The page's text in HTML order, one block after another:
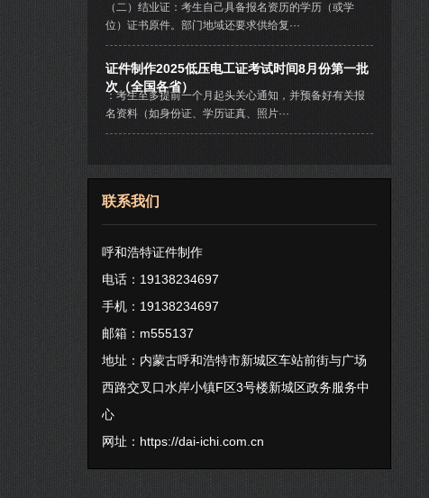
（二）结业证：考生自己具备报名资历的学历（或学
位）证书原件。部门地域还要求供给复···
证件制作2025低压电工证考试时间8月份第一批
次（全国各省）
：考生至多提前一个月起头关心通知，并预备好有关报
名资料（如身份证、学历证真、照片···
联系我们
呼和浩特证件制作
电话：19138234697
手机：19138234697
邮箱：m555137
地址：内蒙古呼和浩特市新城区车站前街与广场
西路交叉口水岸小镇F区3号楼新城区政务服务中
心
网址： https://dai-ichi.com.cn